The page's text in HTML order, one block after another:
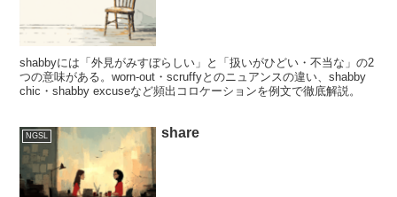
shabbyには「外見がみすぼらしい」と「扱いがひどい・不当な」の2
つの意味がある。worn-out・scruffyとのニュアンスの違い、shabby
chic・shabby excuseなど頻出コロケーションを例文で徹底解説。
NGSL share